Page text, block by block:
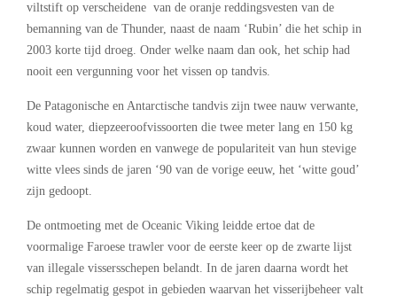
viltstift op verscheidene van de oranje reddingsvesten van de
bemanning van de Thunder, naast de naam ‘Rubin’ die het schip in
2003 korte tijd droeg. Onder welke naam dan ook, het schip had
nooit een vergunning voor het vissen op tandvis.
De Patagonische en Antarctische tandvis zijn twee nauw verwante,
koud water, diepzeeroofvissoorten die twee meter lang en 150 kg
zwaar kunnen worden en vanwege de populariteit van hun stevige
witte vlees sinds de jaren ‘90 van de vorige eeuw, het ‘witte goud’
zijn gedoopt.
De ontmoeting met de Oceanic Viking leidde ertoe dat de
voormalige Faroese trawler voor de eerste keer op de zwarte lijst
van illegale vissersschepen belandt. In de jaren daarna wordt het
schip regelmatig gespot in gebieden waarvan het visserijbeheer valt